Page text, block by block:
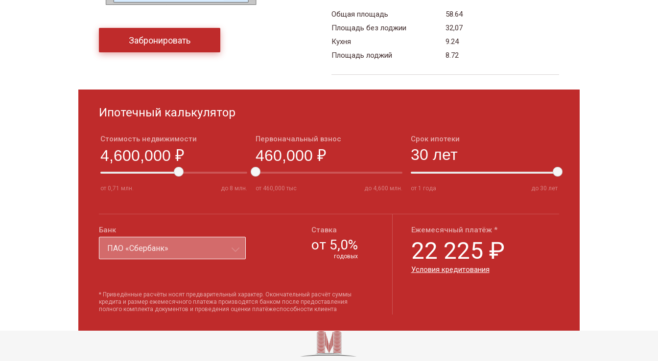
Забронировать
Общая площадь
58.64
Площадь без лоджии
32,07
Кухня
9.24
Площадь лоджий
8.72
Ипотечный калькулятор
Стоимость недвижимости
от 0,71 млн. до 8 млн.
Первоначальный взнос
от 460,000 тыс до 4,600 млн.
Срок ипотеки
от 1 года до 30 лет
Банк
ПАО «Сбербанк»
Ставка
от 5,0%
годовых
* Приведённые расчёты носят предварительный характер. Окончательный расчёт суммы
кредита и размер ежемесячного платежа производятся банком после предоставления
полного комплекта документов и проведения оценки платёжеспособности клиента
Ежемесячный платёж *
22 225 ₽
Условия кредитования